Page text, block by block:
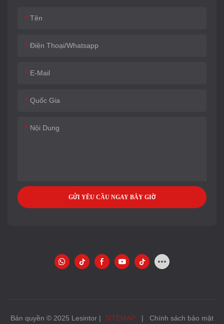
Tên
Điện Thoại/whatsapp
E-Mail
Quốc Gia
Nội Dung
GỬI YÊU CẦU NGAY BÂY GIỜ
Bản quyền © 2025 Lesintor | SITEMAP | Chính sách bảo mật